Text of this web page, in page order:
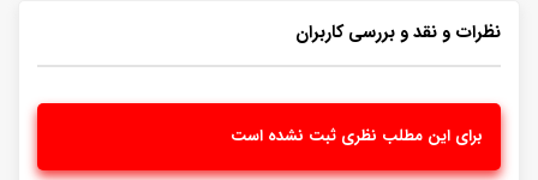
نظرات و نقد و بررسی کاربران
برای این مطلب نظری ثبت نشده است